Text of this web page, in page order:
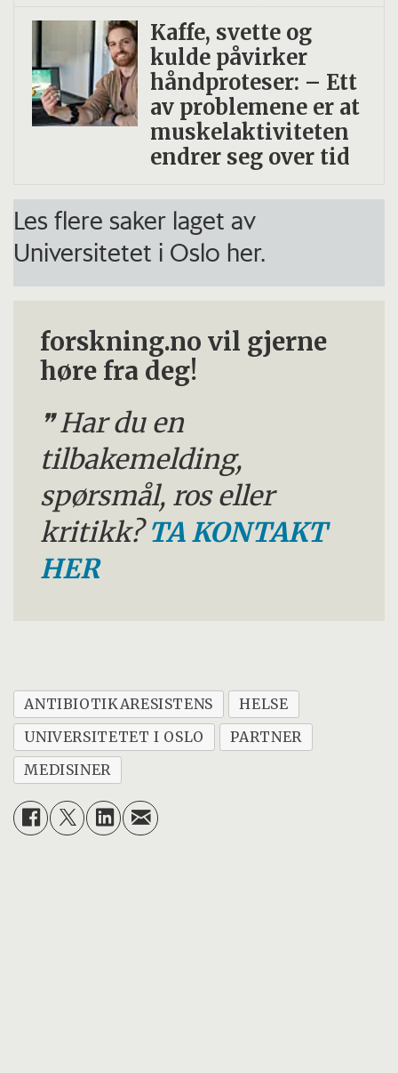
Kaffe, svette og
kulde påvirker
håndproteser: – Ett
av problemene er at
muskelaktiviteten
endrer seg over tid
Les flere saker laget av
Universitetet i Oslo her.
forskning.no vil gjerne
høre fra deg!
Har du en
tilbakemelding,
spørsmål, ros eller
kritikk?TA KONTAKT
HER
ANTIBIOTIKARESISTENS
HELSE
UNIVERSITETET I OSLO
PARTNER
MEDISINER